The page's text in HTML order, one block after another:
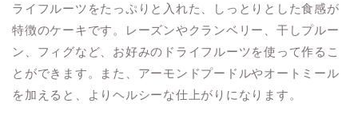
ライフルーツをたっぷりと入れた、しっとりとした食感が
特徴のケーキです。レーズンやクランベリー、干しプルー
ン、フィグなど、お好みのドライフルーツを使って作るこ
とができます。また、アーモンドプードルやオートミール
を加えると、よりヘルシーな仕上がりになります。